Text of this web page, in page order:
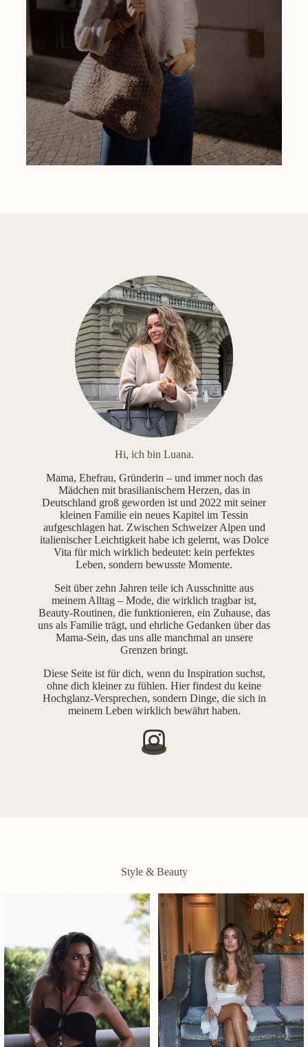
Hi, ich bin Luana.
Mama, Ehefrau, Gründerin – und immer noch das
Mädchen mit brasilianischem Herzen, das in
Deutschland groß geworden ist und 2022 mit seiner
kleinen Familie ein neues Kapitel im Tessin
aufgeschlagen hat. Zwischen Schweizer Alpen und
italienischer Leichtigkeit habe ich gelernt, was Dolce
Vita für mich wirklich bedeutet: kein perfektes
Leben, sondern bewusste Momente.
Seit über zehn Jahren teile ich Ausschnitte aus
meinem Alltag – Mode, die wirklich tragbar ist,
Beauty-Routinen, die funktionieren, ein Zuhause, das
uns als Familie trägt, und ehrliche Gedanken über das
Mama-Sein, das uns alle manchmal an unsere
Grenzen bringt.
Diese Seite ist für dich, wenn du Inspiration suchst,
ohne dich kleiner zu fühlen. Hier findest du keine
Hochglanz-Versprechen, sondern Dinge, die sich in
meinem Leben wirklich bewährt haben.
Style & Beauty